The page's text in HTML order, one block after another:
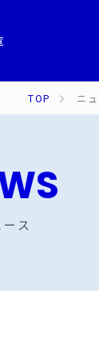
TOP ニ
ス